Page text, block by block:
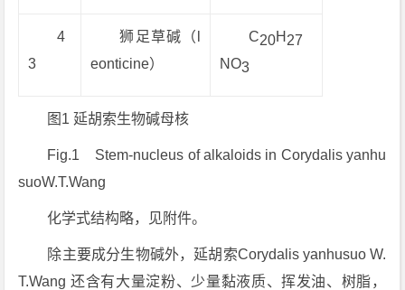
4
3
狮足草碱（l
eonticine）
C20H 27
NO3
图1 延胡索生物碱母核
Fig.1 Stem-nucleus of alkaloids in Corydalis yanhu
suoW.T.Wang
化学式结构略，见附件。
除主要成分生物碱外，延胡索Corydalis yanhusuoW.
T.Wang 还含有大量淀粉、少量黏液质、挥发油、树脂，